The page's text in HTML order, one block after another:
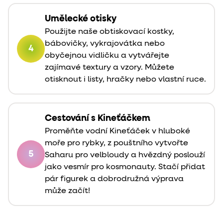
4
Umělecké otisky
Použijte naše obtiskovací kostky,
bábovičky, vykrajovátka nebo
obyčejnou vidličku a vytvářejte
zajímavé textury a vzory. Můžete
otisknout i listy, hračky nebo vlastní ruce.
5
Cestování s Kineťáčkem
Proměňte vodní Kineťáček v hluboké
moře pro rybky, z pouštního vytvořte
Saharu pro velbloudy a hvězdný poslouží
jako vesmír pro kosmonauty. Stačí přidat
pár figurek a dobrodružná výprava
může začít!